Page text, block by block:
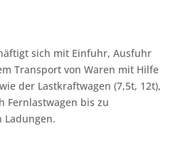
sich mit Einfuhr, Ausfuhr
Transport von Waren mit Hilfe
der Lastkraftwagen (7,5t, 12t),
Fernlastwagen bis zu
Ladungen.